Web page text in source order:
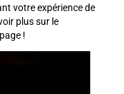
votre expérience de
plus sur le
!